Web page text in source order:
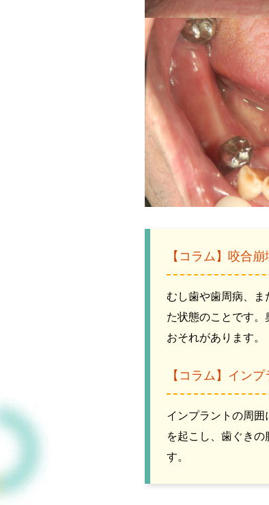
【コラム】咬合
むし歯や歯周病、ま
た状態のことです
おそれがあります。
【コラム】イン
インプラントの周
を起こし、歯ぐき
す。